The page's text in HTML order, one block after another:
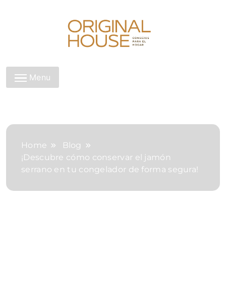
Original House
Menu
Home
Blog
¡Descubre cómo conservar el jamón
serrano en tu congelador de forma segura!